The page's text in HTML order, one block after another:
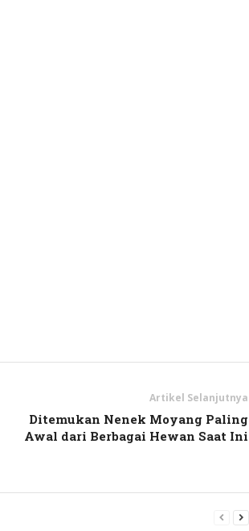
Artikel Selanjutnya
Ditemukan Nenek Moyang Paling
Awal dari Berbagai Hewan Saat Ini